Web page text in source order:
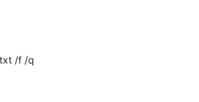
/f /q